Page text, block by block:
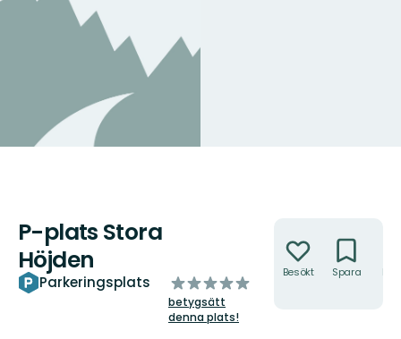
P-plats Stora
Höjden
Parkeringsplats
av
5
stjärnor
betygsätt
denna plats!
Besökt Spara